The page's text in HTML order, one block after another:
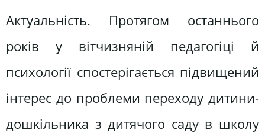
Актуальність. Протягом останнього
років у вітчизняній педагогіці й
психології спостерігається підвищений
інтерес до проблеми переходу дитини-
дошкільника з дитячого саду в школу